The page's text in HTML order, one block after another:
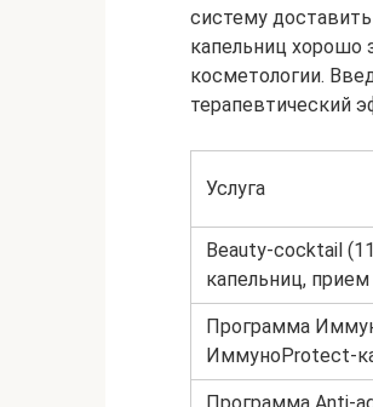
систему
капельниц хорошо
косметологии.
терапевтический
Услуга
Beauty-cocktail
капельниц,
Программа
ИммуноProtect-